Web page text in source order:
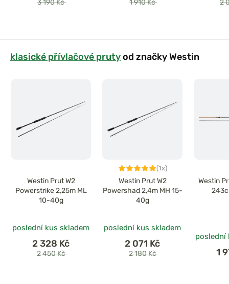
3 190 Kč 1 910 Kč 2
klasické přívlačové prutyod značky Westin
Westin Prut W2
Powerstrike 2,25m ML
10-40g
poslední kus skladem
2 328 Kč
2 450 Kč
(1x)
Westin Prut W2
Powershad 2,4m MH 15-
40g
poslední kus skladem
2 071 Kč
2 180 Kč
Westin
poslední
1